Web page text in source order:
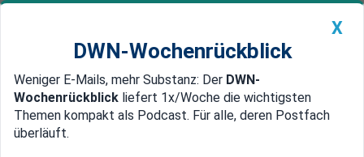
Newsticker MEIN DWN: Geldanlage Premium
Edelmetalle DWN-Magazin China
X
DWN-Wochenrückblick
Weniger E-Mails, mehr Substanz: Der DWN-
Wochenrückblick liefert 1x/Woche die wichtigsten
Themen kompakt als Podcast. Für alle, deren Postfach
überläuft.